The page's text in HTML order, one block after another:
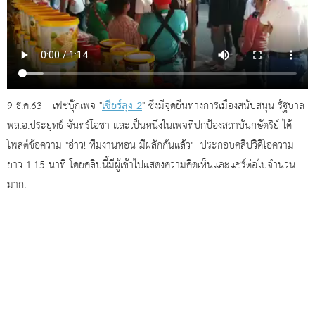
9 ธ.ค.63 - เฟซบุ๊กเพจ "เชียร์ลุง 2" ซึ่งมีจุดยืนทางการเมืองสนับสนุน รัฐบาล
พล.อ.ประยุทธ์ จันทร์โอชา และเป็นหนึ่งในเพจที่ปกป้องสถาบันกษัตริย์ ได้
โพสต์ข้อความ "อ่าว! ทีมงานทอน มีผลักกันแล้ว" ประกอบคลิปวิดีโอความ
ยาว 1.15 นาที โดยคลิปนี้มีผู้เข้าไปแสดงความคิดเห็นและแชร์ต่อไปจำนวน
มาก.